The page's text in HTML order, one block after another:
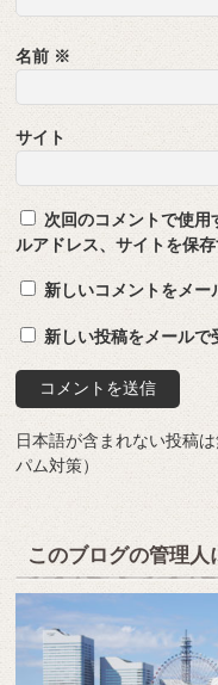
名前 ※
サイト
次回のコメントで使用
ルアドレス、サイトを保存
新しいコメントをメー
新しい投稿をメールで
日本語が含まれない投稿
パム対策）
このブログの管理人